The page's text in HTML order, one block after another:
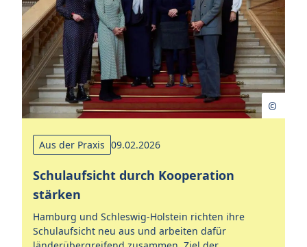
Aus der Praxis 09.02.2026
Schulaufsicht durch Kooperation
stärken
Hamburg und Schleswig-Holstein richten ihre
Schulaufsicht neu aus und arbeiten dafür